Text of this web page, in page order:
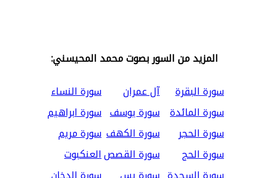
المزيد من السور بصوت محمد المحيسني:
سورة البقرة
آل عمران
سورة النساء
سورة المائدة سورة يوسف سورة ابراهيم
سورة الحجر
سورة الكهف سورة مريم
سورة الحج
سورة القصصالعنكبوت